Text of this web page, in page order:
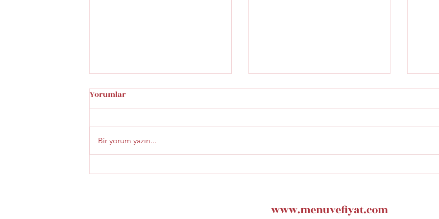
Beyoğlu Şaraphanesi Menü
Masa Restaurant istinye
Yorumlar
Bir yorum yazın...
www.menuvefiyat.com